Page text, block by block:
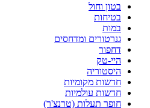
בטון וחול
בטיחות
במות
גנרטורים ומדחסים
דחפור
היי-טק
היסטוריה
חדשות מקומיות
חדשות עולמיות
חופר תעלות (טרנצ'ר)